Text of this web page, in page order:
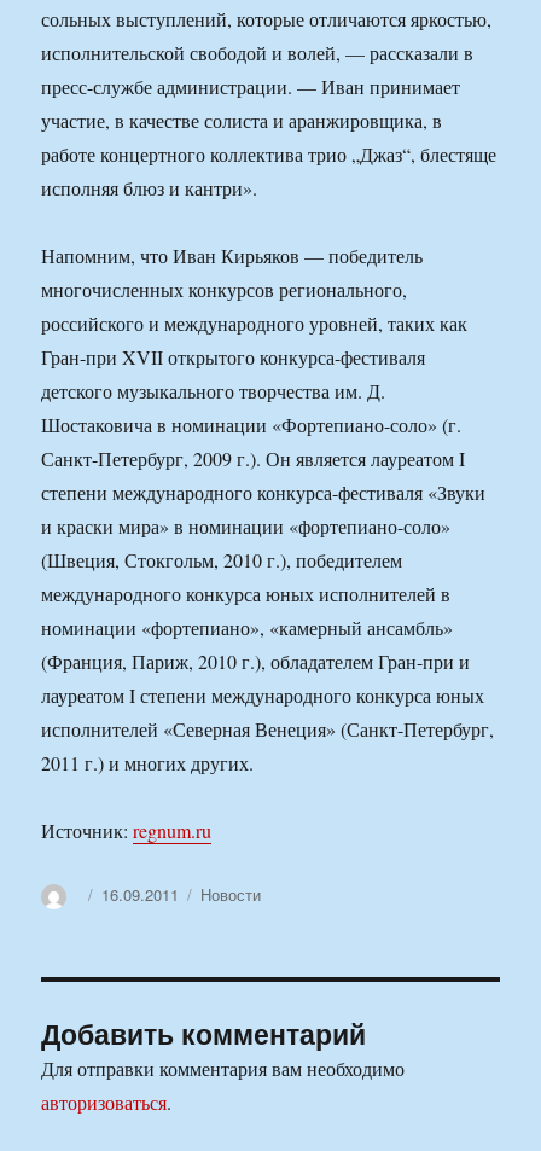
сольных выступлений, которые отличаются яркостью,
исполнительской свободой и волей, — рассказали в
пресс-службе администрации. — Иван принимает
участие, в качестве солиста и аранжировщика, в
работе концертного коллектива трио „Джаз“, блестяще
исполняя блюз и кантри».
Напомним, что Иван Кирьяков — победитель
многочисленных конкурсов регионального,
российского и международного уровней, таких как
Гран-при XVII открытого конкурса-фестиваля
детского музыкального творчества им. Д.
Шостаковича в номинации «Фортепиано-соло» (г.
Санкт-Петербург, 2009 г.). Он является лауреатом I
степени международного конкурса-фестиваля «Звуки
и краски мира» в номинации «фортепиано-соло»
(Швеция, Стокгольм, 2010 г.), победителем
международного конкурса юных исполнителей в
номинации «фортепиано», «камерный ансамбль»
(Франция, Париж, 2010 г.), обладателем Гран-при и
лауреатом I степени международного конкурса юных
исполнителей «Северная Венеция» (Санкт-Петербург,
2011 г.) и многих других.
Источник:regnum.ru
АвторОпубликовано
16.09.2011 Рубрики
Новости
Добавить комментарий
Для отправки комментария вам необходимо
авторизоваться.